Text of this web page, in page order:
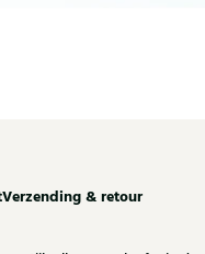
Verzending & retour